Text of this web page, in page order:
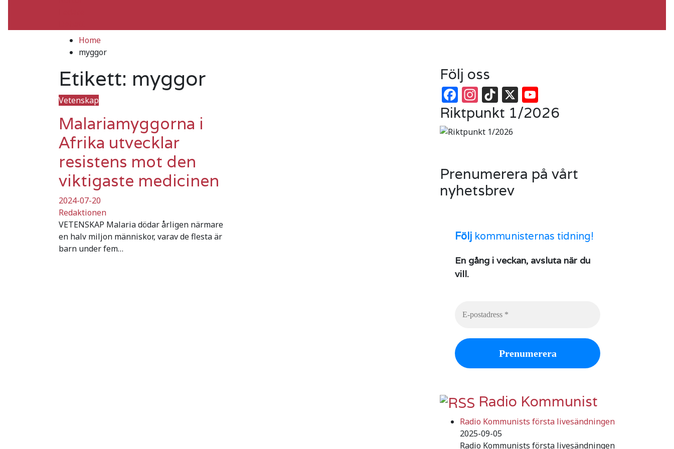
Home
myggor
Etikett: myggor
Vetenskap
Malariamyggorna i
Afrika utvecklar
resistens mot den
viktigaste medicinen
2024-07-20
Redaktionen
VETENSKAP Malaria dödar årligen närmare
en halv miljon människor, varav de flesta är
barn under fem…
Följ oss
Facebook
Instagram
TikTok
X
Riktpunkt 1/2026
Prenumerera på vårt
nyhetsbrev
Följ kommunisternas tidning!
En gång i veckan, avsluta när du
vill.
Radio Kommunist
Radio Kommunists första livesändningen
2025-09-05
Radio Kommunists första livesändningen